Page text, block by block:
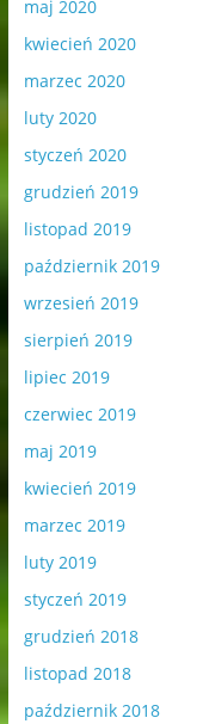
maj 2020
kwiecień 2020
marzec 2020
luty 2020
styczeń 2020
grudzień 2019
listopad 2019
październik 2019
wrzesień 2019
sierpień 2019
lipiec 2019
czerwiec 2019
maj 2019
kwiecień 2019
marzec 2019
luty 2019
styczeń 2019
grudzień 2018
listopad 2018
październik 2018